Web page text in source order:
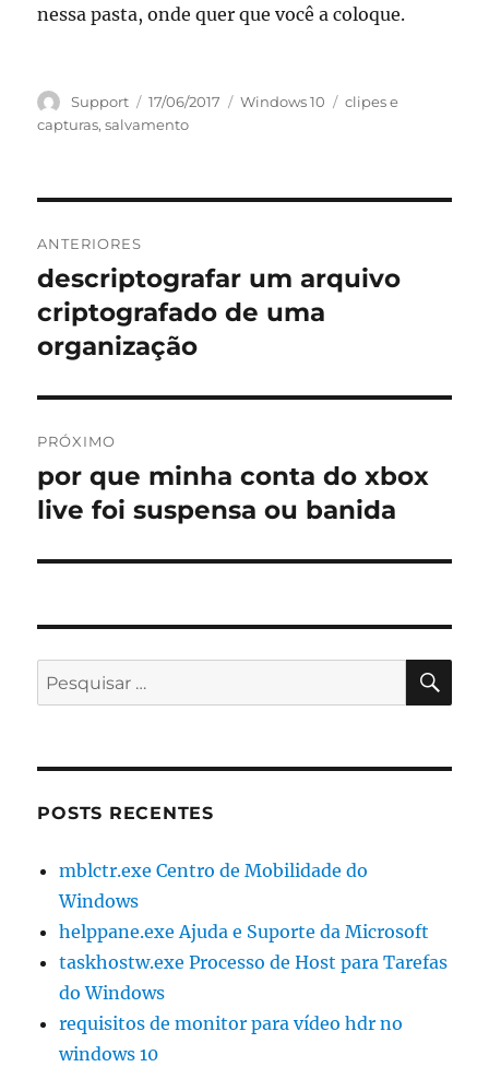
nessa pasta, onde quer que você a coloque.
Autor
Support
Publicado
em
17/06/2017 Categorias
Windows 10 Tags
clipes e
capturas,salvamento
de
Post
ANTERIORES
Post
anterior:
descriptografar um arquivo
criptografado de uma
organização
PRÓXIMO
Próximo
post:
por que minha conta do xbox
live foi suspensa ou banida
Pesquisar
por:
POSTS RECENTES
mblctr.exe Centro de Mobilidade do
Windows
helppane.exe Ajuda e Suporte da Microsoft
taskhostw.exe Processo de Host para Tarefas
do Windows
requisitos de monitor para vídeo hdr no
windows 10